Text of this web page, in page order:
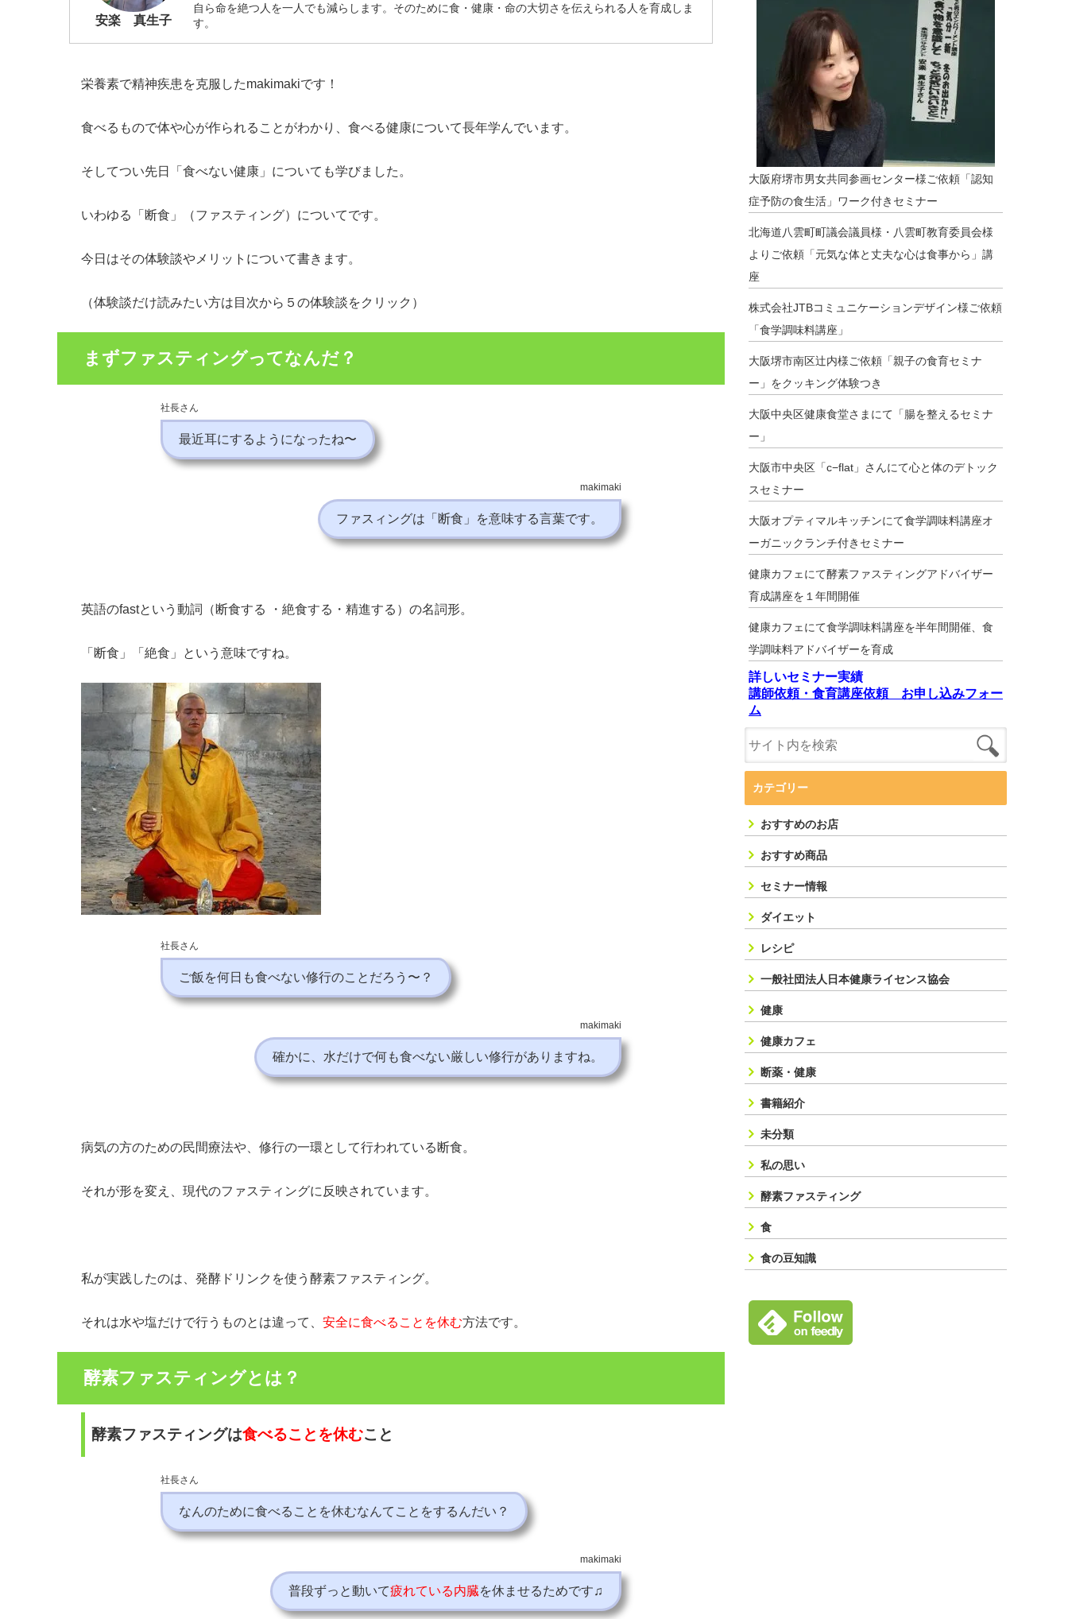
自ら命を絶つ人を一人でも減らします。そのために食・健康・命の大切さを伝えられる人を育成しま
す。
安楽 真生子
栄養素で精神疾患を克服したmakimakiです！
食べるもので体や心が作られることがわかり、食べる健康について長年学んでいます。
そしてつい先日「食べない健康」についても学びました。
いわゆる「断食」（ファスティング）についてです。
今日はその体験談やメリットについて書きます。
（体験談だけ読みたい方は目次から５の体験談をクリック）
まずファスティングってなんだ？
社長さん
最近耳にするようになったね〜
makimaki
ファスィングは「断食」を意味する言葉です。
英語のfastという動詞（断食する ・絶食する・精進する）の名詞形。
「断食」「絶食」という意味ですね。
社長さん
ご飯を何日も食べない修行のことだろう〜？
makimaki
確かに、水だけで何も食べない厳しい修行がありますね。
病気の方のための民間療法や、修行の一環として行われている断食。
それが形を変え、現代のファスティングに反映されています。
私が実践したのは、発酵ドリンクを使う酵素ファスティング。
それは水や塩だけで行うものとは違って、 安全に食べることを休む方法です。
酵素ファスティングとは？
酵素ファスティングは食べることを休むこと
社長さん
なんのために食べることを休むなんてことをするんだい？
makimaki
普段ずっと動いて疲れている内臓を休ませるためです♫
大阪府堺市男女共同参画センター様ご依頼「認知
症予防の食生活」ワーク付きセミナー
北海道八雲町町議会議員様・八雲町教育委員会様
よりご依頼「元気な体と丈夫な心は食事から」講
座
株式会社JTBコミュニケーションデザイン様ご依頼
「食学調味料講座」
大阪堺市南区辻内様ご依頼「親子の食育セミナ
ー」をクッキング体験つき
大阪中央区健康食堂さまにて「腸を整えるセミナ
ー」
大阪市中央区「c−flat」さんにて心と体のデトック
スセミナー
大阪オプティマルキッチンにて食学調味料講座オ
ーガニックランチ付きセミナー
健康カフェにて酵素ファスティングアドバイザー
育成講座を１年間開催
健康カフェにて食学調味料講座を半年間開催、食
学調味料アドバイザーを育成
詳しいセミナー実績
講師依頼・食育講座依頼 お申し込みフォー
ム
カテゴリー
おすすめのお店
おすすめ商品
セミナー情報
ダイエット
レシピ
一般社団法人日本健康ライセンス協会
健康
健康カフェ
断薬・健康
書籍紹介
未分類
私の思い
酵素ファスティング
食
食の豆知識